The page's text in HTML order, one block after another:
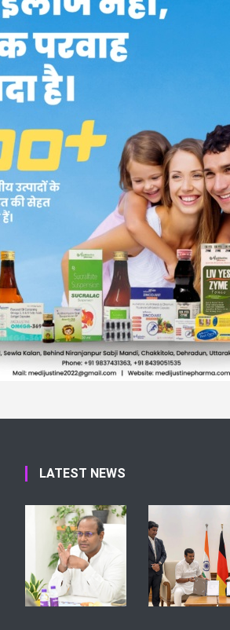
LATEST NEWS